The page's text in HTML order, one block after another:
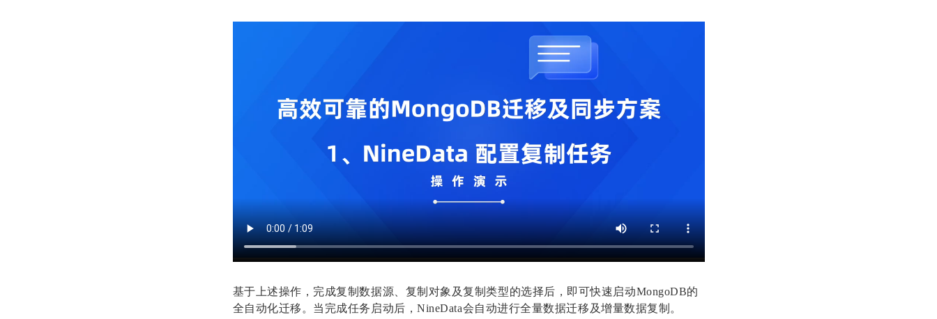
基于上述操作，完成复制数据源、复制对象及复制类型的选择后，即可快速启动MongoDB的
全自动化迁移。 当完成任务启动后，NineData会自动进行全量数据迁移及增量数据复制。